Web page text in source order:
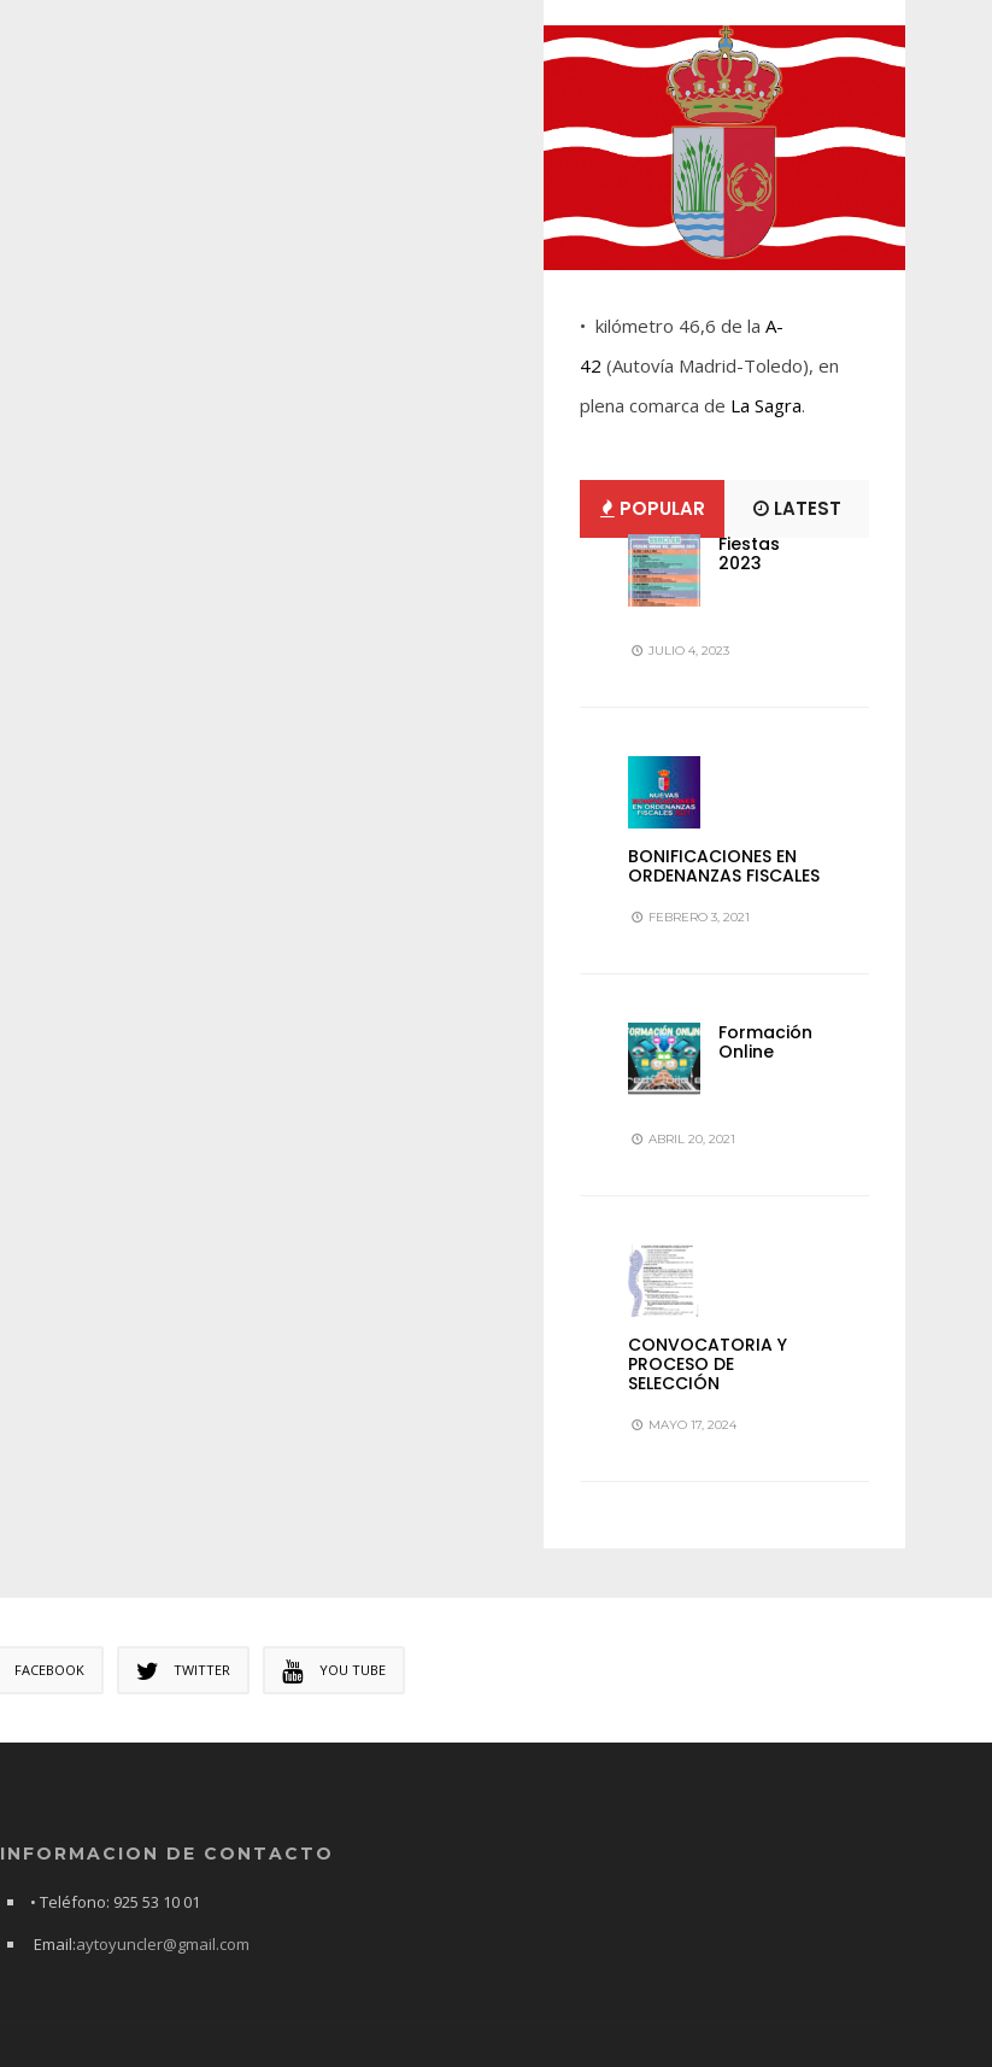
• kilómetro 46,6 de la A-
42 (Autovía Madrid-Toledo), en
plena comarca de La Sagra.
POPULAR LATEST
Fiestas
2023
JULIO 4, 2023
BONIFICACIONES EN
ORDENANZAS FISCALES
FEBRERO 3, 2021
Formación
Online
ABRIL 20, 2021
CONVOCATORIA Y
PROCESO DE
SELECCIÓN
MAYO 17, 2024
FACEBOOK TWITTER YOU TUBE
INFORMACION DE CONTACTO
• Teléfono: 925 53 10 01
Email:aytoyuncler@gmail.com